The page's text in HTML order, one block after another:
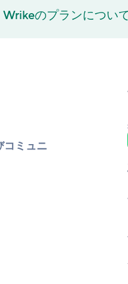
Wrikeのプランについ
コミュニ